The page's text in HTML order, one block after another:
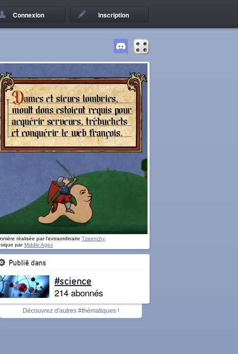
Connexion Inscription
réalisée par l'extraordinaire Tzeenchy
parMiddle Ages
Publié dans
#science
214 abonnés
Découvrez d'autres #thématiques !